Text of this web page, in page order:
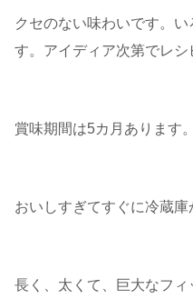
クセのない味わいです。
す。アイディア次第でレシ
賞味期間は5カ月あります。
おいしすぎてすぐに冷蔵庫
長く、太くて、巨大なフ